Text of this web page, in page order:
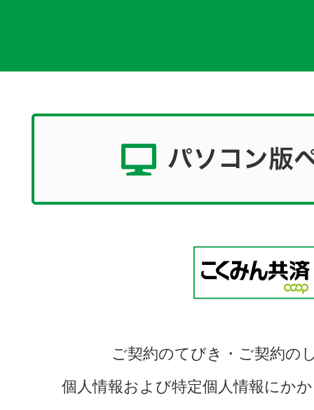
ご契約のてびき・ご契約の
個人情報および特定個人情報にか